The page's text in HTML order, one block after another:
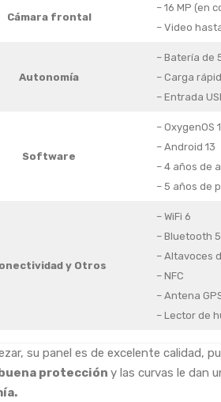
Cámara frontal
– 16 MP (en
– Video
Autonomía
– Batería de
– Carga
– Entrada
Software
– OxygenOS
– Android 13
– 4 años de
– 5 años de
y Otros
– WiFi 6
– Bluetooth
– Altavoces
– NFC
– Antena
– Lector de
su panel es de excelente calidad,
protección y las curvas le dan